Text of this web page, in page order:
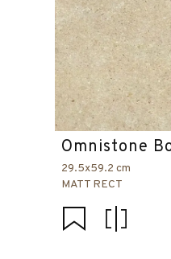
Omnistone
29.5x59.2 cm
MATT RECT